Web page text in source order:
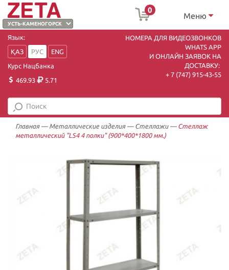
0
Меню
Язык:
ҚАЗ
РУС
ENG
Курс Нацбанка
469.93
5.71
НОМЕРА ДЛЯ ВИДЕОЗВОНКОВ
WHATS APP
И ОНЛАЙН ЗАЯВОК НА
ДОСТАВКУ:
+ 7 (747) 915-43-55
Главная— Металлические изделия— Стеллажи— Стеллаж
металлический "LS4 4 полки" (900*400*1800 мм.)